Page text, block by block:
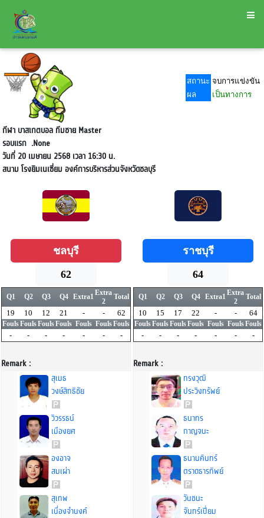
สถานะ จบการแข่งขัน
ผล
เป็นทางการ
กีฬา บาสเกตบอล ทีมชาย Master
รอบแรก.None
วันที่ 20 เมษายน 2568 เวลา 16:30 น.
สนามโรงยิมเนเซี่ยม องค์การบริหารส่วนจังหวัดชลบุรี
ชลบุรี
62
Q1 Q2 Q3 Q4 Extra1Extra
2
Total
19 10 12 21 - - 62
FoulsFoulsFoulsFouls Fouls FoulsFouls
- - - - - - -
Remark :
สุเมธ
วงษ์สิทธิชัย
วิวรรธน์
เมืองยศ
องอาจ
สมเผ่า
สุเทพ
เนื่องจำนงค์
ราชบุรี
64
Q1 Q2 Q3 Q4 Extra1Extra
2
Total
10 15 17 22 - - 64
FoulsFoulsFoulsFouls Fouls FoulsFouls
- - - - - - -
Remark :
ทรงวุฒิ
ประวิงทรัพย์
ธนาทร
กาญจนะ
ธนานคินทร์
ตราดธารทิพย์
วันชนะ
จันทร์เปี่ยม